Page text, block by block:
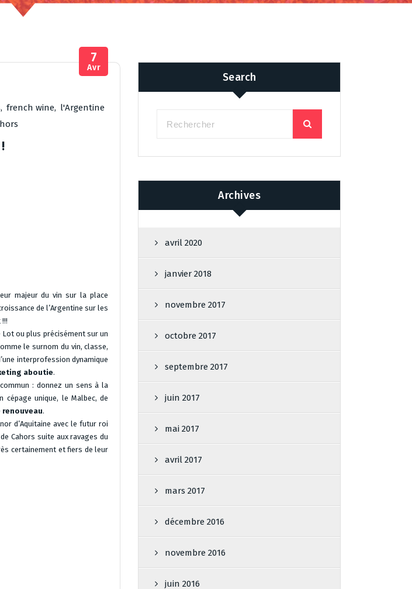
, french wine, l'Argentine
7
Avr
majeur du vin sur la place
de l’Argentine sur les
ou plus précisément sur un
le surnom du vin, classe,
interprofession dynamique
aboutie.
: donnez un sens à la
cépage unique, le Malbec, de
renouveau.
d’Aquitaine avec le futur roi
Cahors suite aux ravages du
certainement et fiers de leur
Search
Archives
avril 2020
janvier 2018
novembre 2017
octobre 2017
septembre 2017
juin 2017
mai 2017
avril 2017
mars 2017
décembre 2016
novembre 2016
juin 2016